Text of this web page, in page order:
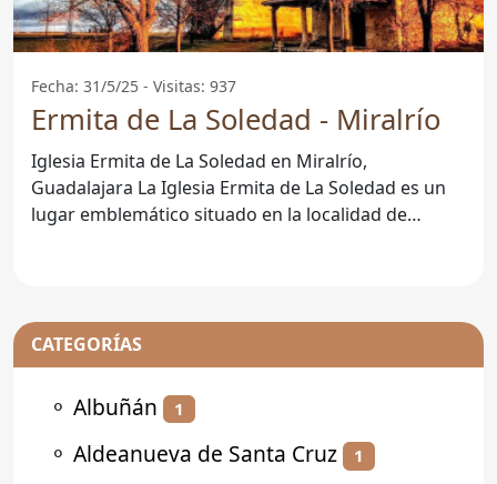
Fecha: 31/5/25 - Visitas: 937
Ermita de La Soledad - Miralrío
Iglesia Ermita de La Soledad en Miralrío,
Guadalajara La Iglesia Ermita de La Soledad es un
lugar emblemático situado en la localidad de
CATEGORÍAS
⚬ Albuñán 1
⚬ Aldeanueva de Santa Cruz 1